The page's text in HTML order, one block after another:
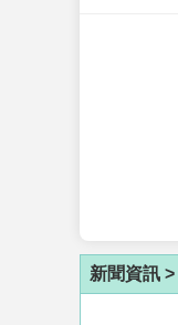
新聞資訊 >